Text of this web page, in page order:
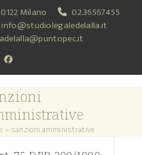
Milano
02.36567455
info@studiolegaledelalla.it
Facebook
» sanzioni amministrative